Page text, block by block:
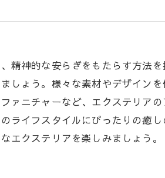
精神的な安らぎをもたらす方法
しょう。様々な素材やデザイン
ァニチャーなど、エクステリア
ライフスタイルにぴったりの癒
エクステリアを楽しみましょう。